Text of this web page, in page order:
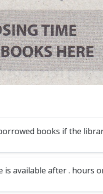
books if the
available after . hours